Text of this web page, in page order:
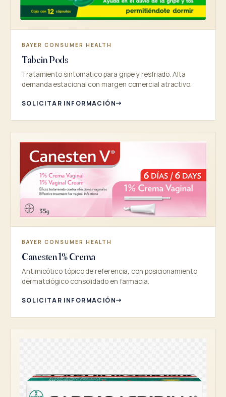
BAYER CONSUMER HEALTH
Tabcin Pods
Tratamiento sintomático para gripe y resfriado. Alta
demanda estacional con margen comercial atractivo.
SOLICITAR INFORMACIÓN
BAYER CONSUMER HEALTH
Canesten 1% Crema
Antimicótico tópico de referencia, con posicionamiento
dermatológico consolidado en farmacia.
SOLICITAR INFORMACIÓN